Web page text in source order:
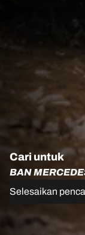
Cari untuk
BAN
Selesaikan